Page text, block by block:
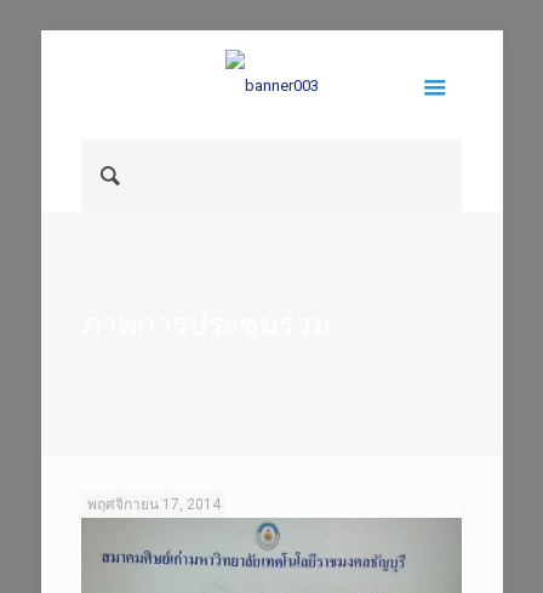
พฤศจิกายน 17, 2014